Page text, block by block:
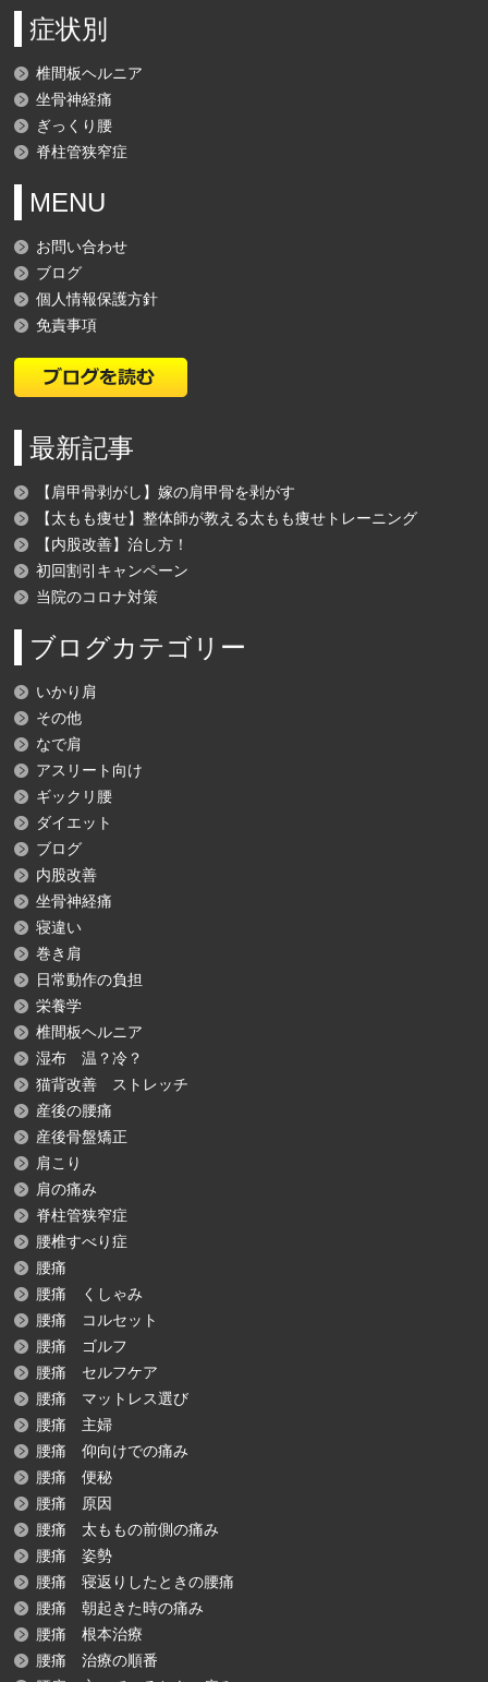
症状別
椎間板ヘルニア
坐骨神経痛
ぎっくり腰
脊柱管狭窄症
MENU
お問い合わせ
ブログ
個人情報保護方針
免責事項
最新記事
【肩甲骨剥がし】嫁の肩甲骨を剥がす
【太もも痩せ】整体師が教える太もも痩せトレーニング
【内股改善】治し方！
初回割引キャンペーン
当院のコロナ対策
ブログカテゴリー
いかり肩
その他
なで肩
アスリート向け
ギックリ腰
ダイエット
ブログ
内股改善
坐骨神経痛
寝違い
巻き肩
日常動作の負担
栄養学
椎間板ヘルニア
湿布 温？冷？
猫背改善 ストレッチ
産後の腰痛
産後骨盤矯正
肩こり
肩の痛み
脊柱管狭窄症
腰椎すべり症
腰痛
腰痛 くしゃみ
腰痛 コルセット
腰痛 ゴルフ
腰痛 セルフケア
腰痛 マットレス選び
腰痛 主婦
腰痛 仰向けでの痛み
腰痛 便秘
腰痛 原因
腰痛 太ももの前側の痛み
腰痛 姿勢
腰痛 寝返りしたときの腰痛
腰痛 朝起きた時の痛み
腰痛 根本治療
腰痛 治療の順番